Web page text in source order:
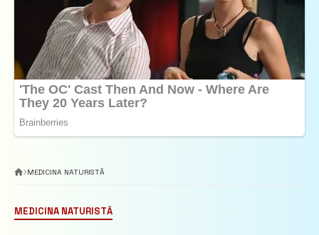
MEDICINA NATURISTĂ
MEDICINA NATURISTĂ